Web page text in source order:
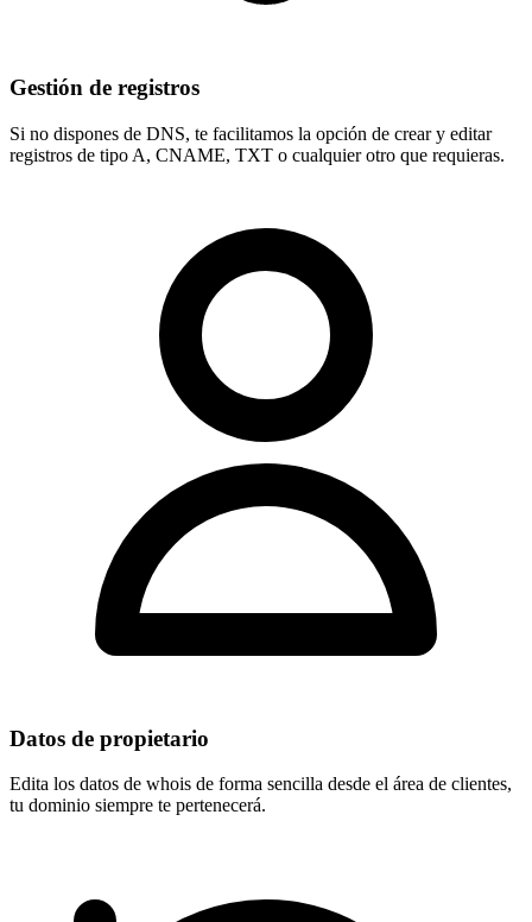
Gestión de registros
Si no dispones de DNS, te facilitamos la opción de crear y editar
registros de tipo A, CNAME, TXT o cualquier otro que requieras.
Datos de propietario
Edita los datos de whois de forma sencilla desde el área de clientes,
tu dominio siempre te pertenecerá.